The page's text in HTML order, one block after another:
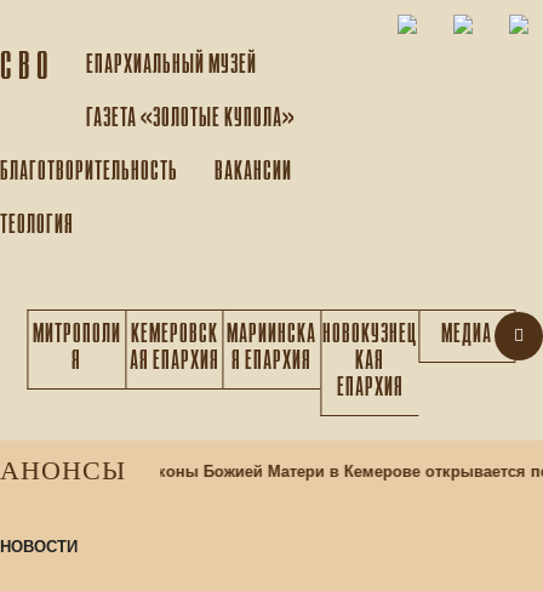
С В О
ЕПАРХИАЛЬНЫЙ МУЗEЙ
ГАЗЕТА «ЗОЛОТЫЕ КУПОЛА»
БЛАГОТВОРИТЕЛЬНОСТЬ
ВАКАНСИИ
ТЕОЛОГИЯ
МИТРОПОЛИ
Я
КЕМЕРОВСК
АЯ ЕПАРХИЯ
МАРИИНСКА
Я ЕПАРХИЯ
НОВОКУЗНЕЦ
КАЯ
ЕПАРХИЯ
МЕДИА
АНОНСЫ
Казанской иконы Божией Матери в Кемерове открывается
НОВОСТИ